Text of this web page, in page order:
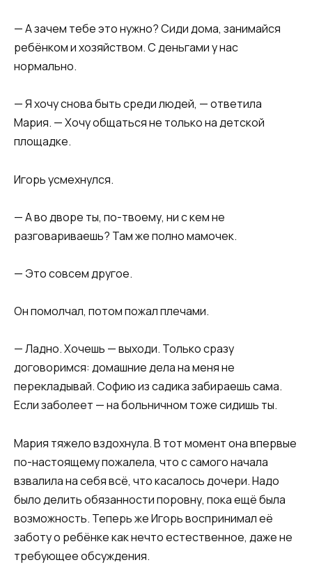
— А зачем тебе это нужно? Сиди дома, занимайся
ребёнком и хозяйством. С деньгами у нас
нормально.
— Я хочу снова быть среди людей, — ответила
Мария. — Хочу общаться не только на детской
площадке.
Игорь усмехнулся.
— А во дворе ты, по-твоему, ни с кем не
разговариваешь? Там же полно мамочек.
— Это совсем другое.
Он помолчал, потом пожал плечами.
— Ладно. Хочешь — выходи. Только сразу
договоримся: домашние дела на меня не
перекладывай. Софию из садика забираешь сама.
Если заболеет — на больничном тоже сидишь ты.
Мария тяжело вздохнула. В тот момент она впервые
по-настоящему пожалела, что с самого начала
взвалила на себя всё, что касалось дочери. Надо
было делить обязанности поровну, пока ещё была
возможность. Теперь же Игорь воспринимал её
заботу о ребёнке как нечто естественное, даже не
требующее обсуждения.